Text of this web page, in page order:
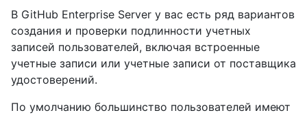
В GitHub Enterprise Server у вас есть ряд вариантов
создания и проверки подлинности учетных
записей пользователей, включая встроенные
учетные записи или учетные записи от поставщика
удостоверений.
По умолчанию большинство пользователей имеют